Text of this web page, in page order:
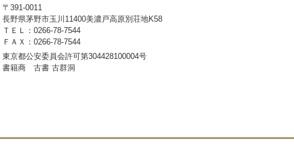
〒391-0011
長野県茅野市玉川11400美濃戸高原別荘地K58
ＴＥＬ：0266-78-7544
ＦＡＸ：0266-78-7544
東京都公安委員会許可第304428100004号
書籍商 古書 古群洞